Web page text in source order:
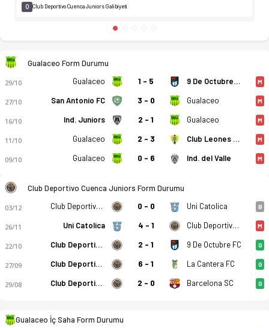
Gualaceo SC - Club Deportivo Cuenca Juniors 0-1 bitti.
0 Club Deportivo Cuenca Juniors Galibiyeti
Gualaceo Form Durumu
29/10 Gualaceo 1 - 5 9 De Octubre FC M
27/10 San Antonio FC 3 - 0 Gualaceo M
16/10 Ind. Juniors 2 - 1 Gualaceo M
11/10 Gualaceo 2 - 3 Club Leones Del Norte M
09/10 Gualaceo 0 - 6 Ind. del Valle M
Club Deportivo Cuenca Juniors Form Durumu
03/12 Club Deportivo Cuenca Juniors 0 - 0 Uni Catolica B
26/11 Uni Catolica 4 - 1 Club Deportivo Cuenca Juniors M
22/10 Club Deportivo Cuenca Juniors 2 - 1 9 De Octubre FC G
27/09 Club Deportivo Cuenca Juniors 6 - 1 La Cantera FC G
29/08 Club Deportivo Cuenca Juniors 2 - 0 Barcelona SC G
Gualaceo İç Saha Form Durumu